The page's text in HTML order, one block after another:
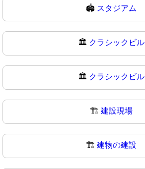
🏟 スタジアム
🏛️ クラシックビル
🏛 クラシックビル
🏗️ 建設現場
🏗 建物の建設